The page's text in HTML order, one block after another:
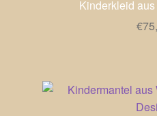
Kinderkleid
€